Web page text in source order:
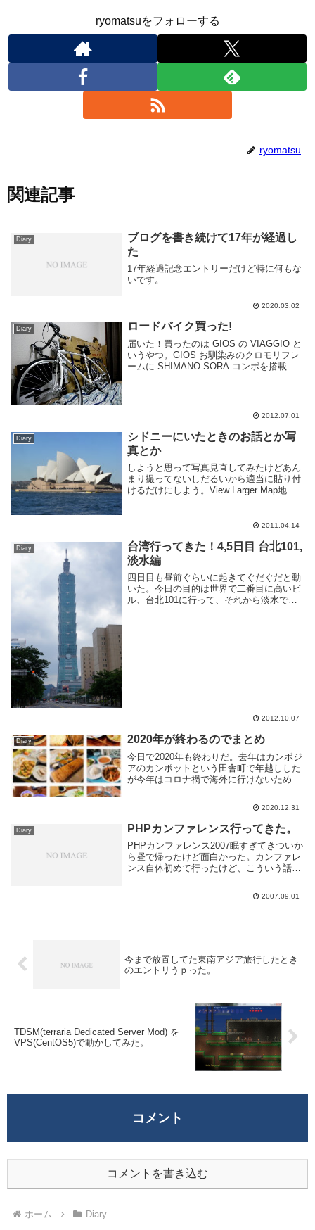
ryomatsuをフォローする
ryomatsu
関連記事
Diary
ブログを書き続けて17年が経過し
た
17年経過記念エントリーだけど特に何もな
いです。
2020.03.02
Diary ロードバイク買った!
届いた！買ったのは GIOS の VIAGGIO と
いうやつ。GIOS お馴染みのクロモリフレ
ームに SHIMANO SORA コンポを搭載、
2012.07.01
Diary
シドニーにいたときのお話とか写
真とか
しようと思って写真見直してみたけどあん
まり撮ってないしだるいから適当に貼り付
けるだけにしよう。View Larger Map地図
がすげー多い。すぐ近くにあるので...
2011.04.14
Diary
台湾行ってきた！4,5日目 台北101,
淡水編
四日目も昼前ぐらいに起きてぐだぐだと動
いた。今日の目的は世界で二番目に高いビ
ル、台北101に行って、それから淡水でぐ
2012.10.07
Diary 2020年が終わるのでまとめ
今日で2020年も終わりだ。去年はカンボジ
アのカンポットという田舎町で年越しした
が今年はコロナ禍で海外に行けないため、
ない。まぁ対して稼いでないから税金もた
かがしれて...
2020.12.31
Diary PHPカンファレンス行ってきた。
PHPカンファレンス2007眠すぎてきついか
ら昼で帰ったけど面白かった。カンファレ
ンス自体初めて行ったけど、こういう話聞
ほとんど関係なかったけどそれでも良かっ
た)。次は懇親会まで行きたいなー聞けな
2007.09.01
今まで放置してた東南アジア旅行したとき
のエントリうｐった。
TDSM(terraria Dedicated Server Mod) を
VPS(CentOS5)で動かしてみた。
コメント
コメントを書き込む
ホーム Diary